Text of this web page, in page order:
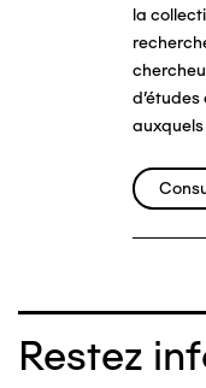
la
d'études
Restez